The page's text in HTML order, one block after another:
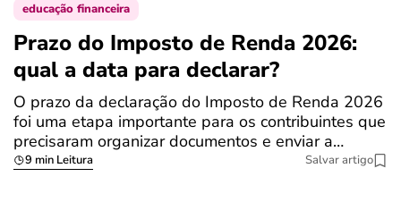
educação financeira
Prazo do Imposto de Renda 2026:
qual a data para declarar?
O prazo da declaração do Imposto de Renda 2026
foi uma etapa importante para os contribuintes que
precisaram organizar documentos e enviar a…
9 min Leitura Salvar artigo